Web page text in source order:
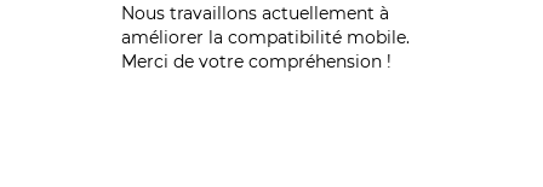
Nous travaillons actuellement à
améliorer la compatibilité mobile.
Merci de votre compréhension !